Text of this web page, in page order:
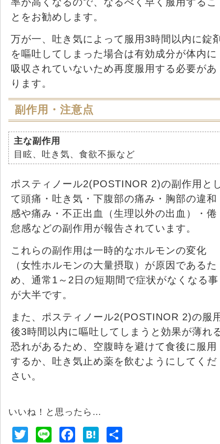
とをお勧めします。
万が一、吐き気によって服用3時間以内に錠
を嘔吐してしまった場合は有効成分が体内に
吸収されていないため再度服用する必要があ
ります。
副作用・注意点
主な副作用
目眩、吐き気、食欲不振など
ポスティノール2(POSTINOR 2)の副作用と
て頭痛・吐き気・下腹部の痛み・胸部の違和
感や痛み・不正出血（生理以外の出血）・倦
怠感などの副作用が報告されています。
これらの副作用は一時的なホルモンの変化
（女性ホルモンの大量摂取）が原因であるた
め、通常1～2日の短期間で症状がなくなる事
が大半です。
また、ポスティノール2(POSTINOR 2)の服
後3時間以内に嘔吐してしまうと効果が薄れ
恐れがあるため、空腹時を避けて食後に服用
するか、吐き気止め薬を飲むようにしてくだ
さい。
いいね！と思ったら…
T
Li
H